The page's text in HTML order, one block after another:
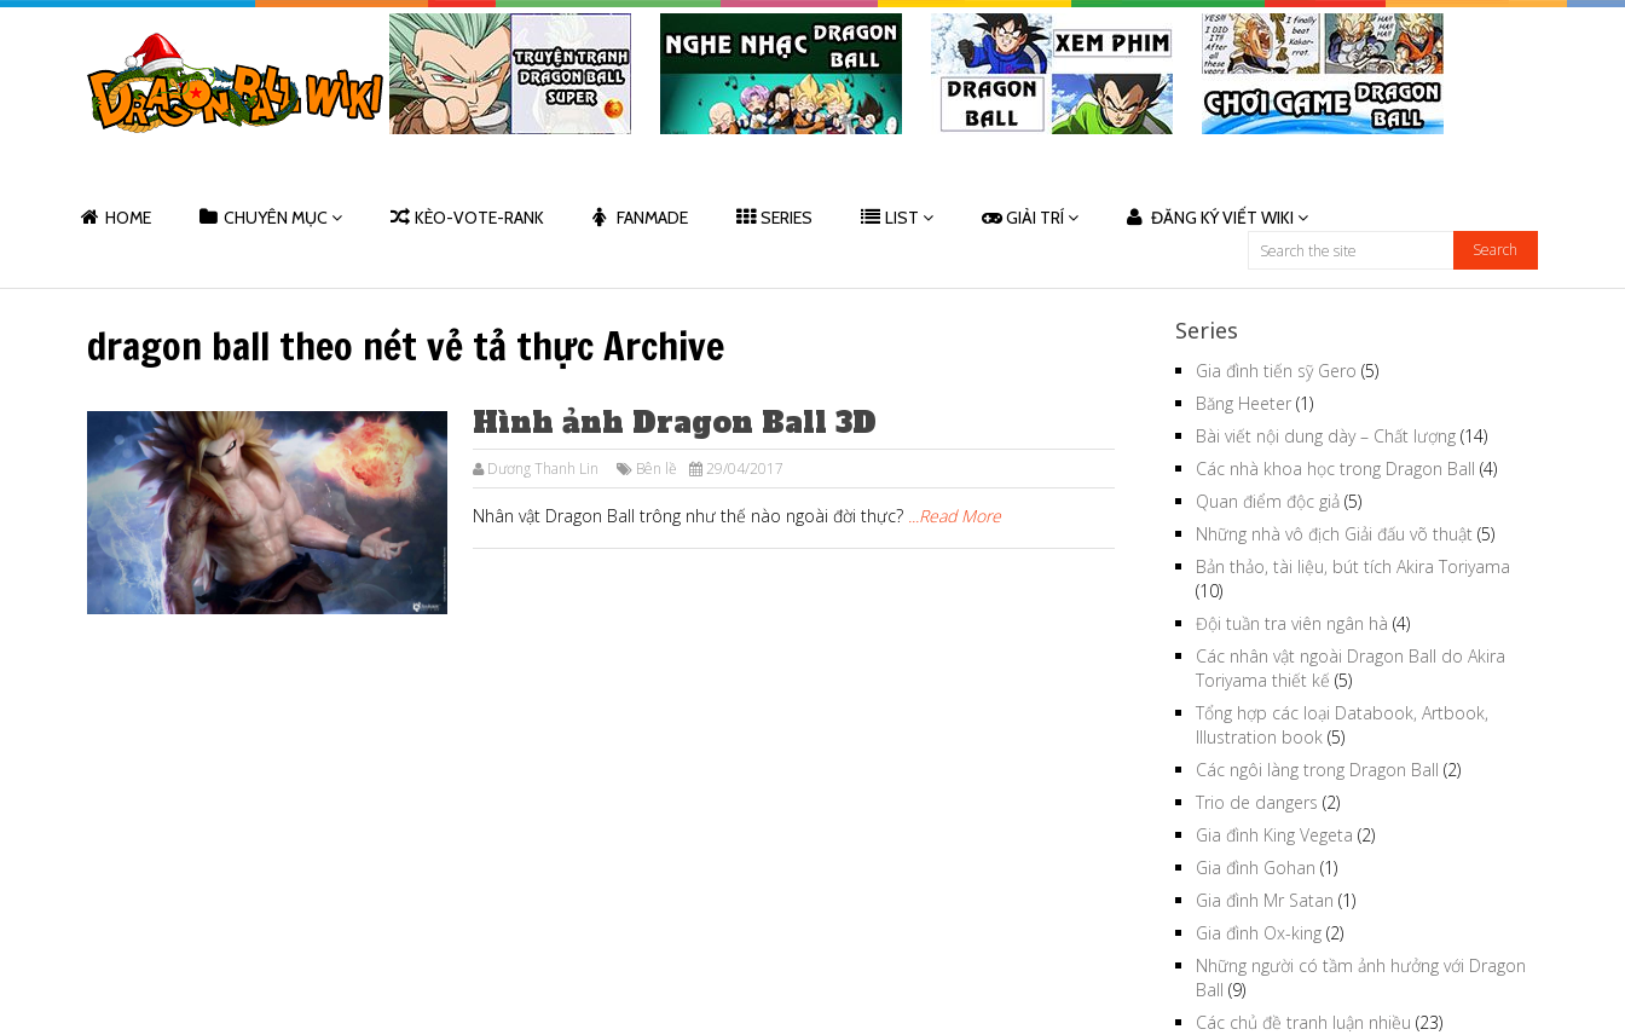
HOME CHUYÊN MỤC KÈO-VOTE-RANK FANMADE SERIES LIST GIẢI TRÍ ĐĂNG KÝ VIẾT WIKI
dragon ball theo nét vẻ tả thực Archive
Hình ảnh Dragon Ball 3D
Dương Thanh Lin Bên lề 29/04/2017
Nhân vật Dragon Ball trông như thế nào ngoài đời thực? ...Read More
Series
Gia đình tiến sỹ Gero (5)
Băng Heeter (1)
Bài viết nội dung dày – Chất lượng (14)
Các nhà khoa học trong Dragon Ball (4)
Quan điểm độc giả (5)
Những nhà vô địch Giải đấu võ thuật (5)
Bản thảo, tài liệu, bút tích Akira Toriyama
(10)
Đội tuần tra viên ngân hà (4)
Các nhân vật ngoài Dragon Ball do Akira
Toriyama thiết kế (5)
Tổng hợp các loại Databook, Artbook,
Illustration book (5)
Các ngôi làng trong Dragon Ball (2)
Trio de dangers (2)
Gia đình King Vegeta (2)
Gia đình Gohan (1)
Gia đình Mr Satan (1)
Gia đình Ox-king (2)
Những người có tầm ảnh hưởng với Dragon
Ball (9)
Các chủ đề tranh luận nhiều (23)